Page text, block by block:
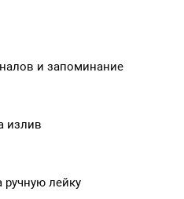
и запоминание
излив
лейку